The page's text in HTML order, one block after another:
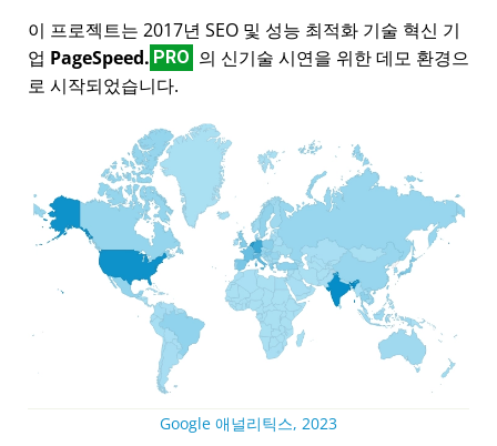
이 프로젝트는 2017년 SEO 및 성능 최적화 기술 혁신 기
업 PageSpeed. PRO 의 신기술 시연을 위한 데모 환경으
로 시작되었습니다.
Google 애널리틱스, 2023